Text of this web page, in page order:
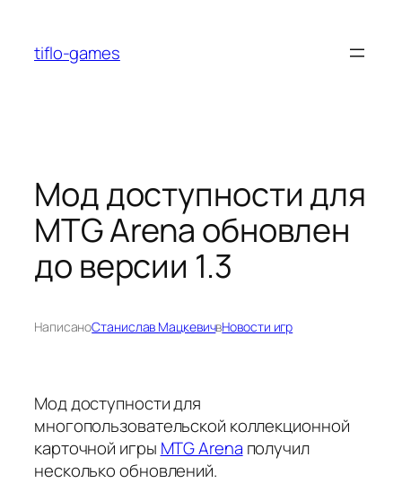
содержимому
tiflo-games
Мод доступности для
MTG Arena обновлен
до версии 1.3
НаписаноСтанислав МацкевичвНовости игр
Мод доступности для
многопользовательской коллекционной
карточной игры MTG Arena получил
несколько обновлений.